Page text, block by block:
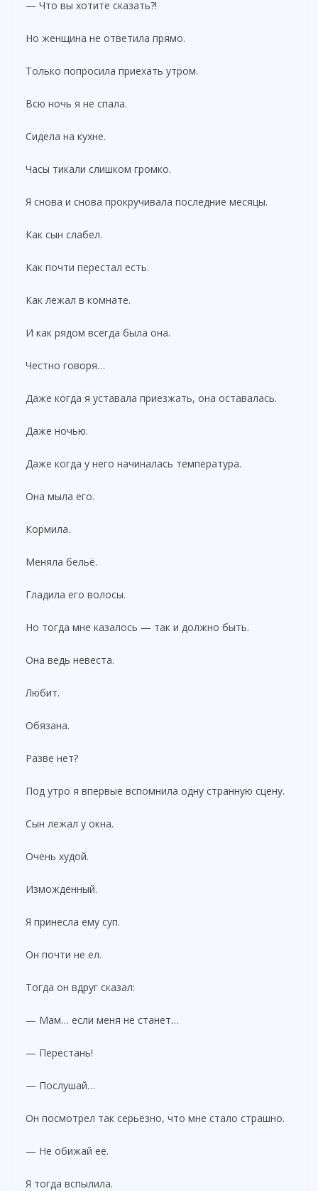
— Что вы хотите сказать?!
Но женщина не ответила прямо.
Только попросила приехать утром.
Всю ночь я не спала.
Сидела на кухне.
Часы тикали слишком громко.
Я снова и снова прокручивала последние месяцы.
Как сын слабел.
Как почти перестал есть.
Как лежал в комнате.
И как рядом всегда была она.
Честно говоря…
Даже когда я уставала приезжать, она оставалась.
Даже ночью.
Даже когда у него начиналась температура.
Она мыла его.
Кормила.
Меняла бельё.
Гладила его волосы.
Но тогда мне казалось — так и должно быть.
Она ведь невеста.
Любит.
Обязана.
Разве нет?
Под утро я впервые вспомнила одну странную сцену.
Сын лежал у окна.
Очень худой.
Измождённый.
Я принесла ему суп.
Он почти не ел.
Тогда он вдруг сказал:
— Мам… если меня не станет…
— Перестань!
— Послушай…
Он посмотрел так серьёзно, что мне стало страшно.
— Не обижай её.
Я тогда вспылила.